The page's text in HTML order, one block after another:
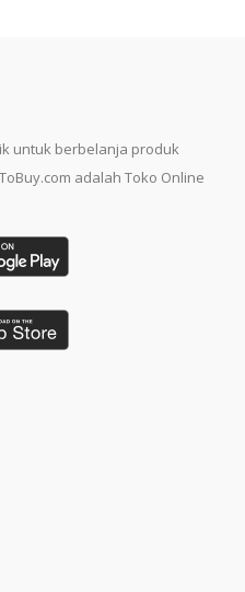
untuk berbelanja produk
adalah Toko Online